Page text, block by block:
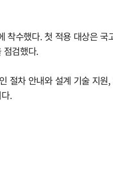
수했다. 첫 적용 대상은
점검했다.
절차 안내와 설계 기술 지
.